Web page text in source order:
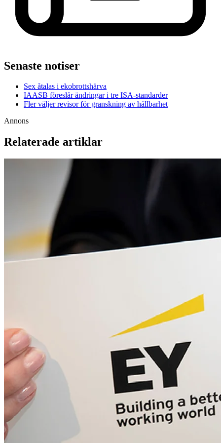
Senaste notiser
Sex åtalas i ekobrottshärva
IAASB föreslår ändringar i tre ISA-standarder
Fler väljer revisor för granskning av hållbarhet
Annons
Relaterade artiklar